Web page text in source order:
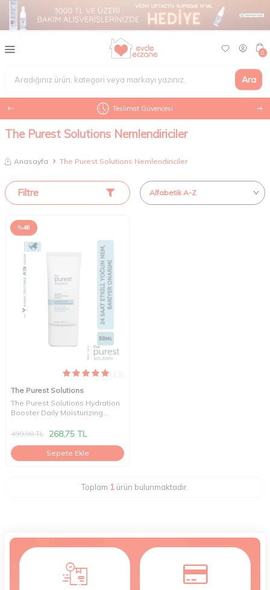
Ara
0
Teslimat Güvencesi
The Purest Solutions Nemlendiriciler
Anasayfa The Purest Solutions Nemlendiriciler
Filtre
%46
The Purest Solutions
The Purest Solutions Hydration
Booster Daily Moisturizing
499,90TL 268,75 TL
Sepete Ekle
Toplam 1 ürün bulunmaktadır.